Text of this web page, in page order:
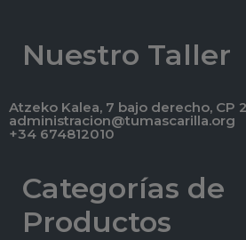
Nuestro Taller
Atzeko Kalea, 7 bajo derecho, CP
administracion@tumascarilla.org
+34 674812010
Categorías de
Productos